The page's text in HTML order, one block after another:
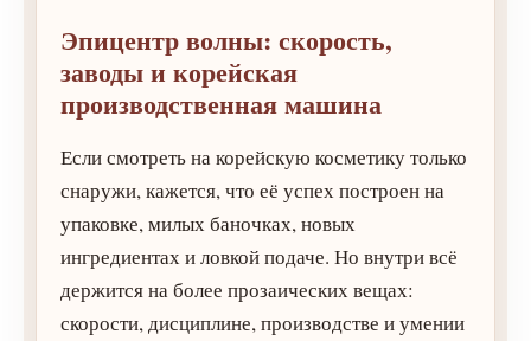
Эпицентр волны: скорость,
заводы и корейская
производственная машина
Если смотреть на корейскую косметику только
снаружи, кажется, что её успех построен на
упаковке, милых баночках, новых
ингредиентах и ловкой подаче. Но внутри всё
держится на более прозаических вещах:
скорости, дисциплине, производстве и умении